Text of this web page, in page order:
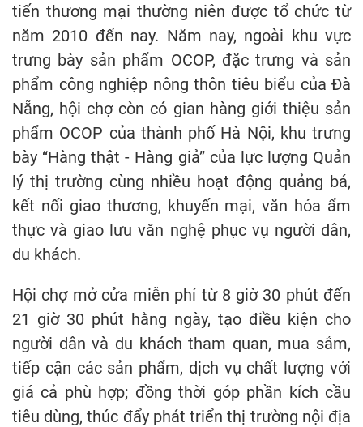
tiến thương mại thường niên được tổ chức từ
năm 2010 đến nay. Năm nay, ngoài khu vực
trưng bày sản phẩm OCOP, đặc trưng và sản
phẩm công nghiệp nông thôn tiêu biểu của Đà
Nẵng, hội chợ còn có gian hàng giới thiệu sản
phẩm OCOP của thành phố Hà Nội, khu trưng
bày “Hàng thật - Hàng giả” của lực lượng Quản
lý thị trường cùng nhiều hoạt động quảng bá,
kết nối giao thương, khuyến mại, văn hóa ẩm
thực và giao lưu văn nghệ phục vụ người dân,
du khách.
Hội chợ mở cửa miễn phí từ 8 giờ 30 phút đến
21 giờ 30 phút hằng ngày, tạo điều kiện cho
người dân và du khách tham quan, mua sắm,
tiếp cận các sản phẩm, dịch vụ chất lượng với
giá cả phù hợp; đồng thời góp phần kích cầu
tiêu dùng, thúc đẩy phát triển thị trường nội địa